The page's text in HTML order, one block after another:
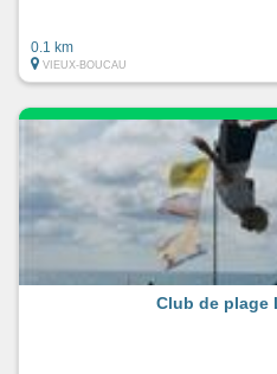
0.1 km
VIEUX-BOUCAU
Club de plage